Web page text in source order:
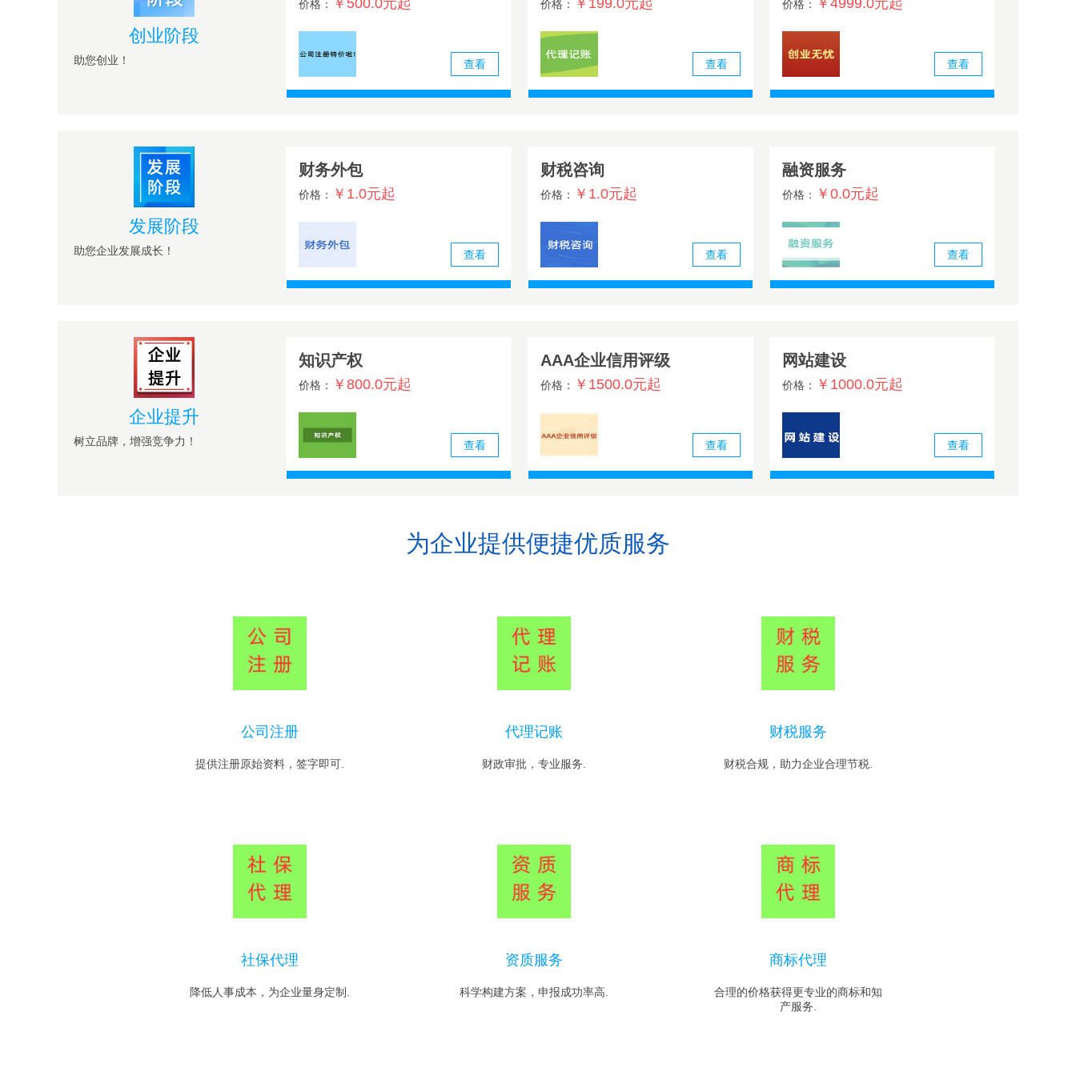
创业阶段
助您创业！
价格： ￥500.0元起
查看
价格： ￥199.0元起
查看
价格： ￥4999.0元起
查看
发展阶段
助您企业发展成长！
财务外包
价格： ￥1.0元起
查看
财税咨询
价格： ￥1.0元起
查看
融资服务
价格： ￥0.0元起
查看
企业提升
树立品牌，增强竞争力！
知识产权
价格： ￥800.0元起
查看
AAA企业信用评级
价格： ￥1500.0元起
查看
网站建设
价格： ￥1000.0元起
查看
为企业提供便捷优质服务
公司注册
提供注册原始资料，签字即可.
代理记账
财政审批，专业服务.
财税服务
财税合规，助力企业合理节税.
社保代理
降低人事成本，为企业量身定制.
资质服务
科学构建方案，申报成功率高.
商标代理
合理的价格获得更专业的商标和知
产服务.